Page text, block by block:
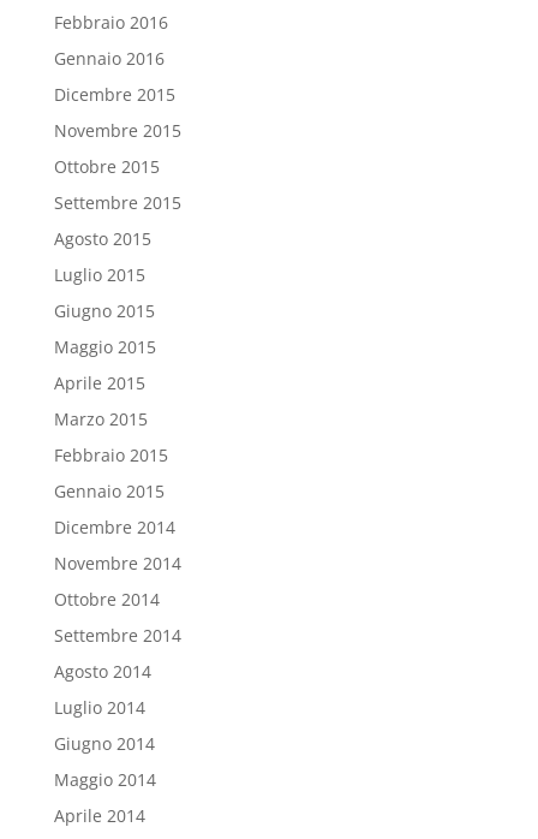
Febbraio 2016
Gennaio 2016
Dicembre 2015
Novembre 2015
Ottobre 2015
Settembre 2015
Agosto 2015
Luglio 2015
Giugno 2015
Maggio 2015
Aprile 2015
Marzo 2015
Febbraio 2015
Gennaio 2015
Dicembre 2014
Novembre 2014
Ottobre 2014
Settembre 2014
Agosto 2014
Luglio 2014
Giugno 2014
Maggio 2014
Aprile 2014